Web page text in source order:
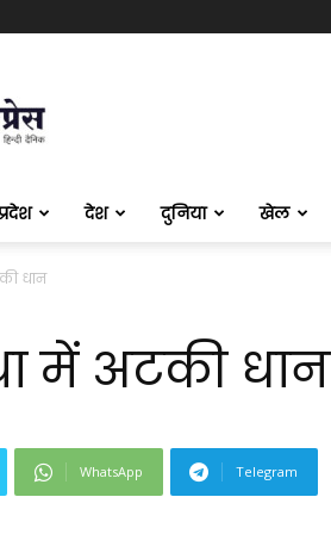
देश दुनिया खेल
धान
में अटकी धान
WhatsApp Telegram